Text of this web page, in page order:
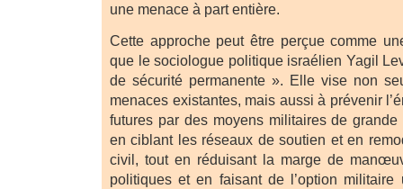
une menace à part entière.
Cette approche peut être perçue comme
que le sociologue politique israélien Yagil
de sécurité permanente ». Elle vise non
menaces existantes, mais aussi à prévenir
futures par des moyens militaires de grande
en ciblant les réseaux de soutien et en
civil, tout en réduisant la marge de
politiques et en faisant de l’option militaire